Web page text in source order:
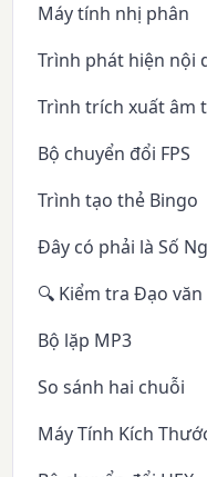
Máy tính nhị phân
Trình phát hiện nội
Trình trích xuất âm
Bộ chuyển đổi FPS
Trình tạo thẻ Bingo
Đây có phải là Số
🔍 Kiểm tra Đạo văn
Bộ lặp MP3
So sánh hai chuỗi
Máy Tính Kích